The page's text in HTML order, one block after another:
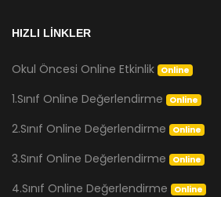
HIZLI LİNKLER
Okul Öncesi Online Etkinlik Online
1.Sınıf Online Değerlendirme Online
2.Sınıf Online Değerlendirme Online
3.Sınıf Online Değerlendirme Online
4.Sınıf Online Değerlendirme Online